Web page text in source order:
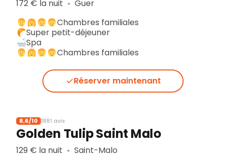
172 € la nuit ▪︎ Guer
Chambres familiales
Super petit-déjeuner
Spa
Chambres familiales
Réserver maintenant
8,6/10 1881 avis
Golden Tulip Saint Malo
129 € la nuit ▪︎ Saint-Malo